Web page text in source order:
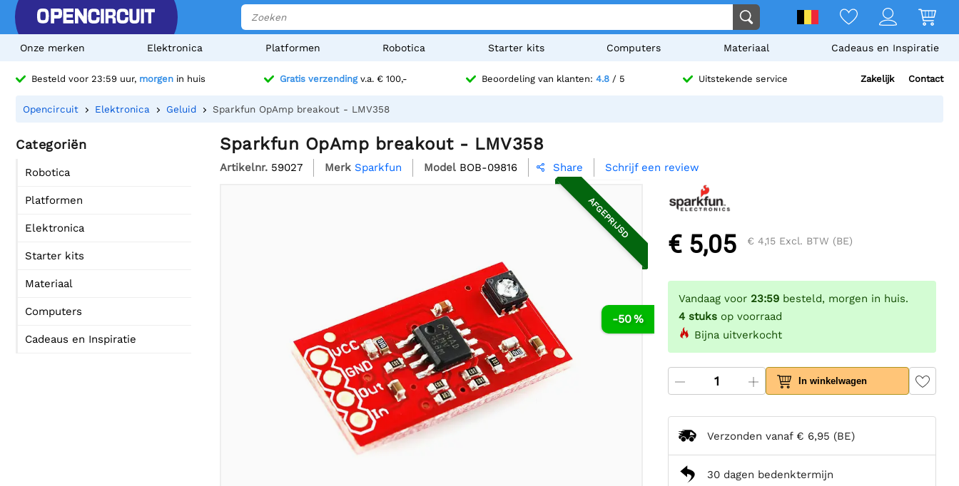
Onze merken Elektronica Platformen Robotica Starter kits Computers Materiaal Cadeaus en Inspiratie
Besteld voor 23:59 uur, morgen in huis Gratis verzendingv.a. € 100,- Beoordeling van klanten: 4.8/ 5 Uitstekende service Zakelijk Contact
Opencircuit Elektronica Geluid Sparkfun OpAmp breakout - LMV358
Categoriën
Robotica
Platformen
Elektronica
Starter kits
Materiaal
Computers
Cadeaus en Inspiratie
Sparkfun OpAmp breakout - LMV358
Artikelnr. 59027 Merk Sparkfun Model BOB-09816  Share Schrijf een review
-50 %
AFGEPRIJSD
€ 5,05 € 4,15 Excl. BTW (BE)
Vandaag voor 23:59 besteld, morgen in huis.
4 stuks op voorraad
Bijna uitverkocht
In winkelwagen
Verzonden vanaf € 6,95 (BE)
30 dagen bedenktermijn